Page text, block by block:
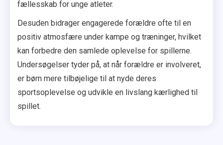
fællesskab for unge atleter.
Desuden bidrager engagerede forældre ofte til en
positiv atmosfære under kampe og træninger, hvilket
kan forbedre den samlede oplevelse for spillerne.
Undersøgelser tyder på, at når forældre er involveret,
er børn mere tilbøjelige til at nyde deres
sportsoplevelse og udvikle en livslang kærlighed til
spillet.